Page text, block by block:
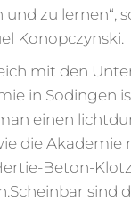
zu lernen“,
Konopczynski.
mit den
in Sodingen
einen
die Akademie
Beton-Klotz
sind